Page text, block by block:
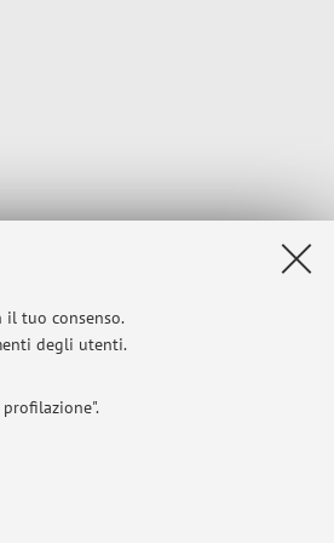
il tuo consenso.
degli utenti.